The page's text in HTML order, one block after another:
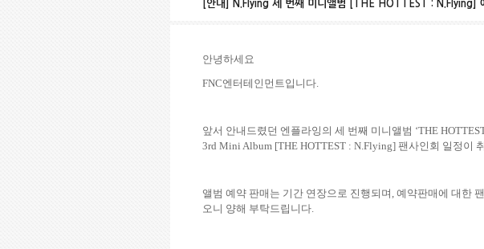
[안내] N.Flying 세 번째 미니앨범 [THE HOTTEST : N.Flying]
안녕하세요
FNC엔터테인먼트입니다
앞서 안내드렸던 엔플라잉의 세 번째 미니앨범 ‘THE
3rd Mini Album [THE HOTTEST : N.Flying] 팬사인회 일정이
앨범 예약 판매는 기간 연장으로 진행되며 , 예약판매에 대한
오니 양해 부탁드립니다.